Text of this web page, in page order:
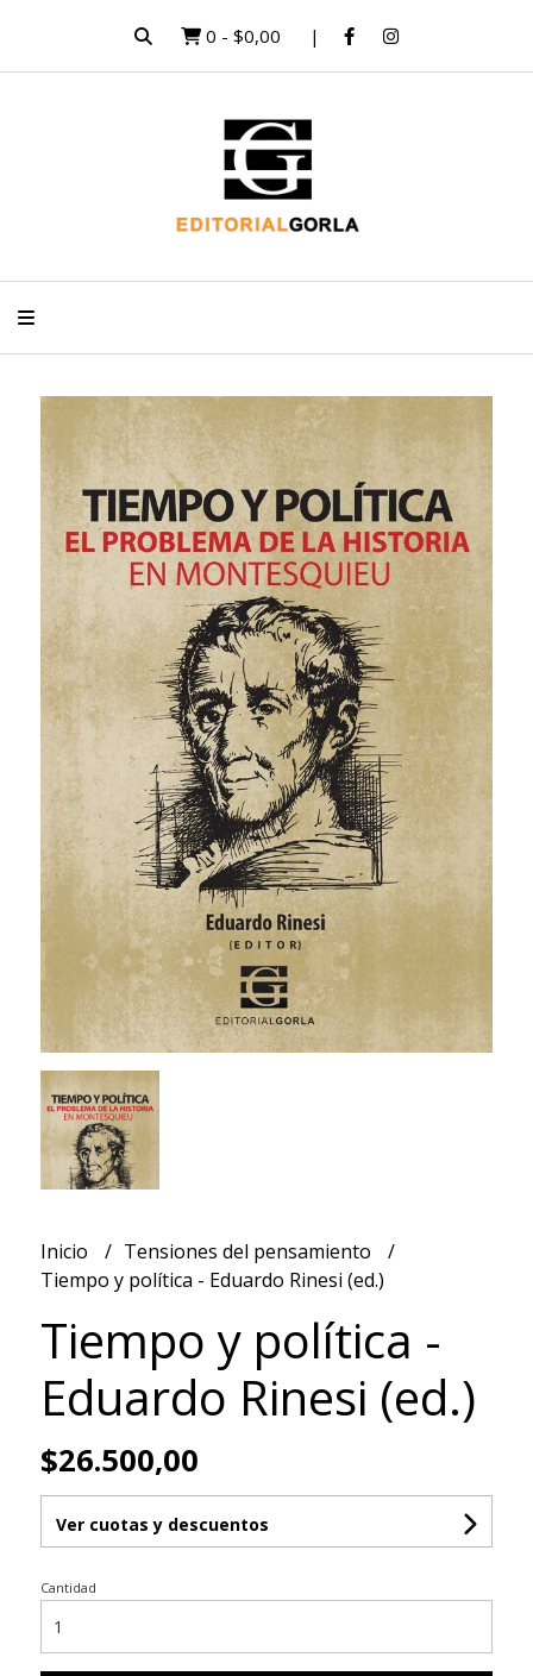
0 - $0,00
Inicio
Tensiones del pensamiento
Tiempo y política - Eduardo Rinesi (ed.)
Tiempo y política -
Eduardo Rinesi (ed.)
$26.500,00
Ver cuotas y descuentos
Cantidad